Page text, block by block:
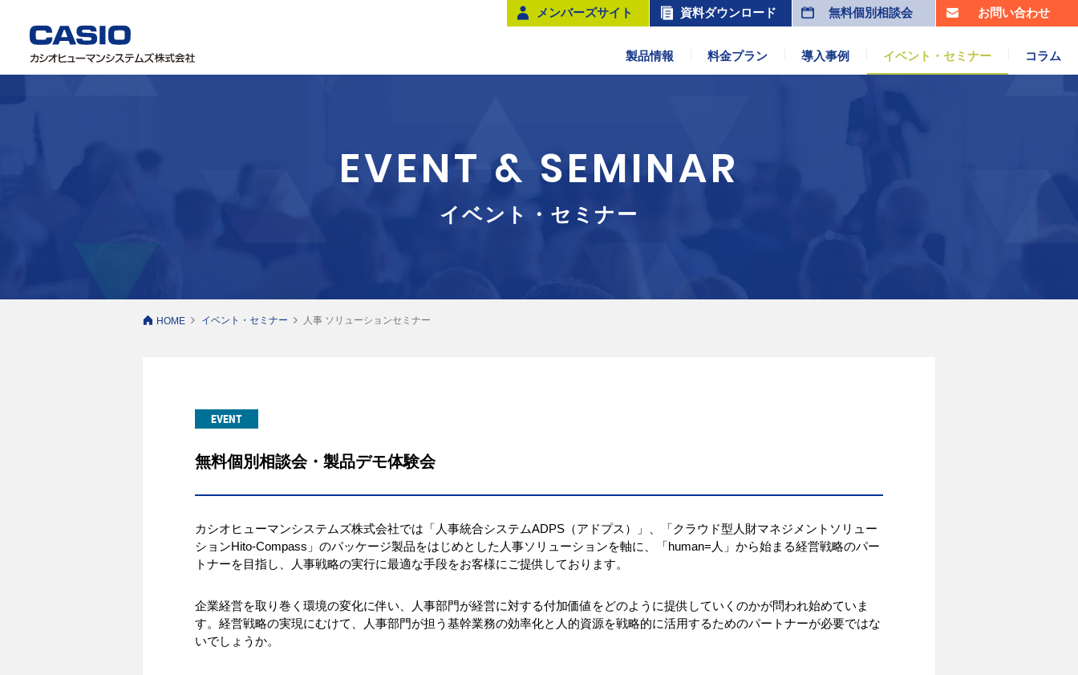
メンバーズサイト 資料ダウンロード 無料個別相談会 お問い合わせ
製品情報 料金プラン 導入事例 イベント・セミナー コラム
EVENT & SEMINAR
イベント・セミナー
HOME イベント・セミナー 人事 ソリューションセミナー
EVENT
無料個別相談会・製品デモ体験会
カシオヒューマンシステムズ株式会社では「人事統合システムADPS（アドプス）」、「クラウド型人財マネジメントソリュー
ションHito-Compass」のパッケージ製品をはじめとした人事ソリューションを軸に、「human=人」から始まる経営戦略のパー
トナーを目指し、人事戦略の実行に最適な手段をお客様にご提供しております。
企業経営を取り巻く環境の変化に伴い、人事部門が経営に対する付加価値をどのように提供していくのかが問われ始めていま
す。経営戦略の実現にむけて、人事部門が担う基幹業務の効率化と人的資源を戦略的に活用するためのパートナーが必要ではな
いでしょうか。